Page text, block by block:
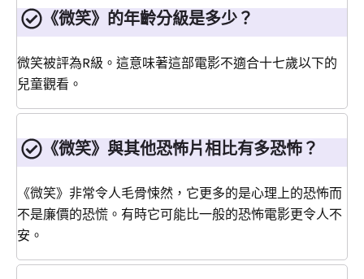
《微笑》的年齡分級是多少？
微笑被評為R級。這意味著這部電影不適合十七歲以下的
兒童觀看。
《微笑》與其他恐怖片相比有多恐怖？
《微笑》非常令人毛骨悚然，它更多的是心理上的恐怖而
不是廉價的恐慌。有時它可能比一般的恐怖電影更令人不
安。